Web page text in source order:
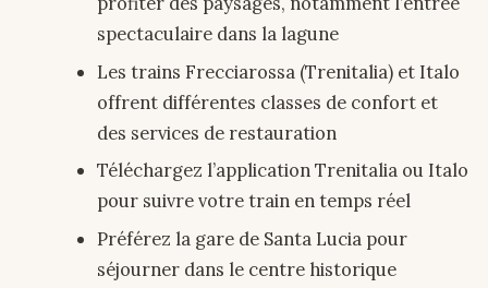
spectaculaire dans la lagune
Les trains Frecciarossa (Trenitalia) et Italo
offrent différentes classes de confort et
des services de restauration
Téléchargez l’application Trenitalia ou Italo
pour suivre votre train en temps réel
Préférez la gare de Santa Lucia pour
séjourner dans le centre historique